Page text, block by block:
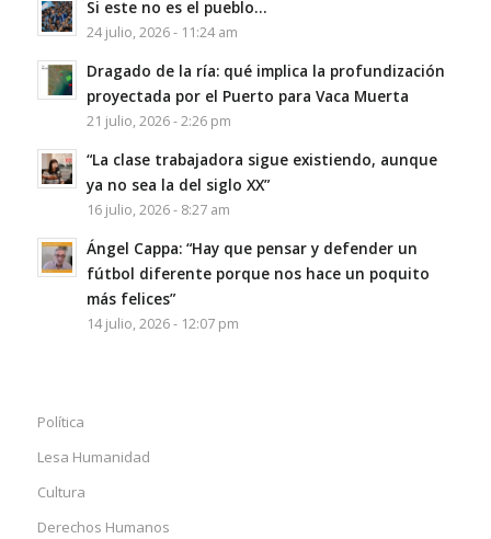
Si este no es el pueblo…
24 julio, 2026 - 11:24 am
Dragado de la ría: qué implica la profundización
proyectada por el Puerto para Vaca Muerta
21 julio, 2026 - 2:26 pm
“La clase trabajadora sigue existiendo, aunque
ya no sea la del siglo XX”
16 julio, 2026 - 8:27 am
Ángel Cappa: “Hay que pensar y defender un
fútbol diferente porque nos hace un poquito
más felices”
14 julio, 2026 - 12:07 pm
Política
Lesa Humanidad
Cultura
Derechos Humanos